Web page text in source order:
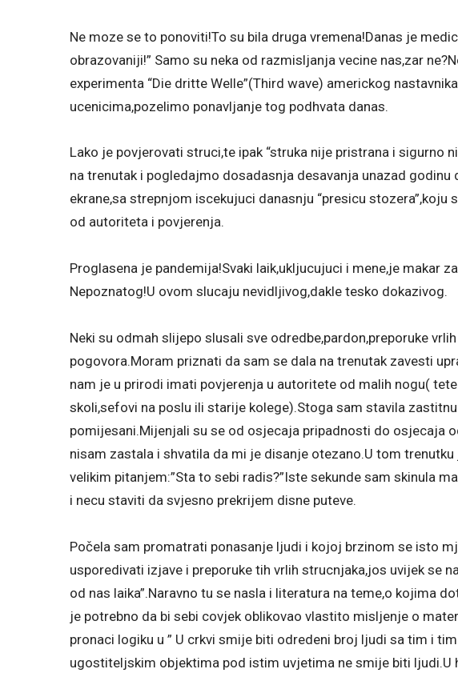
Ne moze se to ponoviti!To su bila druga vremena!Danas je
obrazovaniji!” Samo su neka od razmisljanja vecine nas,zar
experimenta “Die dritte Welle”(Third wave) americkog
ucenicima,pozelimo ponavljanje tog podhvata danas.
Lako je povjerovati struci,te ipak “struka nije pristrana i sigurno
na trenutak i pogledajmo dosadasnja desavanja unazad godinu
ekrane,sa strepnjom iscekujuci danasnju “presicu stozera”,koju
od autoriteta i povjerenja.
Proglasena je pandemija!Svaki laik,ukljucujuci i mene,je makar
Nepoznatog!U ovom slucaju nevidljivog,dakle tesko dokazivog.
Neki su odmah slijepo slusali sve odredbe,pardon,preporuke
pogovora.Moram priznati da sam se dala na trenutak zavesti
nam je u prirodi imati povjerenja u autoritete od malih nogu(
skoli,sefovi na poslu ili starije kolege).Stoga sam stavila
pomijesani.Mijenjali su se od osjecaja pripadnosti do osjecaja
nisam zastala i shvatila da mi je disanje otezano.U tom
velikim pitanjem:”Sta to sebi radis?”Iste sekunde sam skinula
i necu staviti da svjesno prekrijem disne puteve.
Počela sam promatrati ponasanje ljudi i kojoj brzinom se isto
usporedivati izjave i preporuke tih vrlih strucnjaka,jos uvijek se
od nas laika”.Naravno tu se nasla i literatura na teme,o kojima
je potrebno da bi sebi covjek oblikovao vlastito misljenje o
pronaci logiku u ” U crkvi smije biti odredeni broj ljudi sa tim i
ugostiteljskim objektima pod istim uvjetima ne smije biti ljudi.U